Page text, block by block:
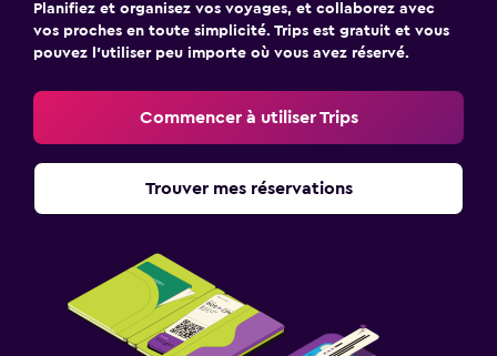
Planifiez et organisez vos voyages, et collaborez avec
vos proches en toute simplicité. Trips est gratuit et vous
pouvez l’utiliser peu importe où vous avez réservé.
Commencer à utiliser Trips
Trouver mes réservations